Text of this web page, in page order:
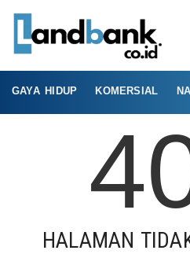
GAYA HIDUP KOMERSIAL
HALAMAN